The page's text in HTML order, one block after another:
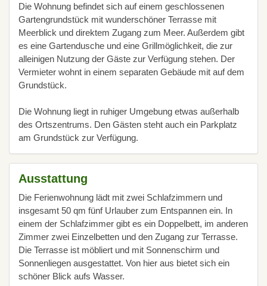
Die Wohnung befindet sich auf einem geschlossenen
Gartengrundstück mit wunderschöner Terrasse mit
Meerblick und direktem Zugang zum Meer. Außerdem gibt
es eine Gartendusche und eine Grillmöglichkeit, die zur
alleinigen Nutzung der Gäste zur Verfügung stehen. Der
Vermieter wohnt in einem separaten Gebäude mit auf dem
Grundstück.
Die Wohnung liegt in ruhiger Umgebung etwas außerhalb
des Ortszentrums. Den Gästen steht auch ein Parkplatz
am Grundstück zur Verfügung.
Ausstattung
Die Ferienwohnung lädt mit zwei Schlafzimmern und
insgesamt 50 qm fünf Urlauber zum Entspannen ein. In
einem der Schlafzimmer gibt es ein Doppelbett, im anderen
Zimmer zwei Einzelbetten und den Zugang zur Terrasse.
Die Terrasse ist möbliert und mit Sonnenschirm und
Sonnenliegen ausgestattet. Von hier aus bietet sich ein
schöner Blick aufs Wasser.